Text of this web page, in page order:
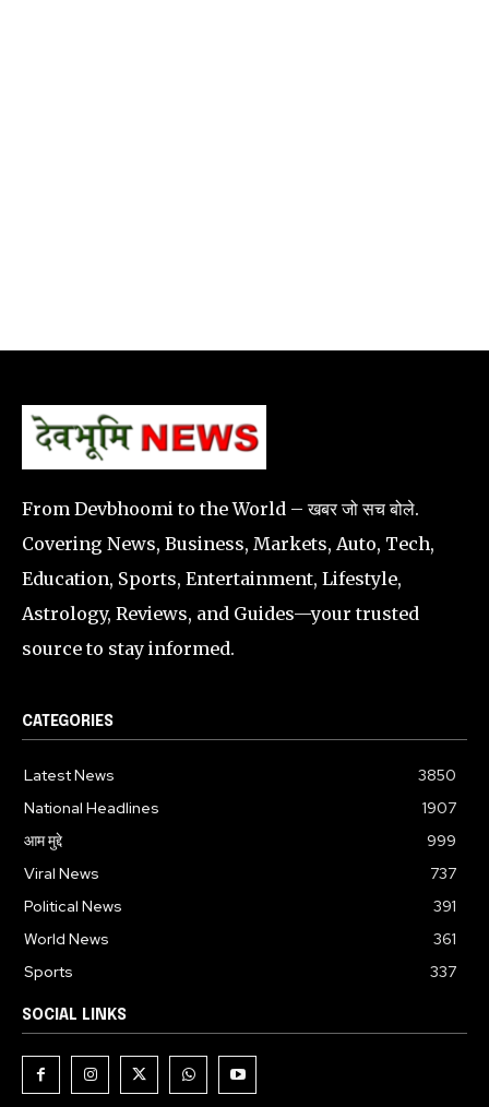
From Devbhoomi to the World – खबर जो सच बोले.
Covering News, Business, Markets, Auto, Tech,
Education, Sports, Entertainment, Lifestyle,
Astrology, Reviews, and Guides—your trusted
source to stay informed.
CATEGORIES
Latest News
3850
National Headlines
1907
आम मुद्दे
999
Viral News
737
Political News
391
World News
361
Sports
337
SOCIAL LINKS